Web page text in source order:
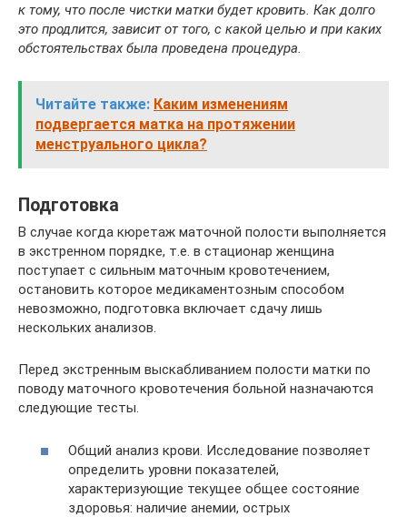
к тому, что после чистки матки будет кровить. Как долго
это продлится, зависит от того, с какой целью и при каких
обстоятельствах была проведена процедура.
Читайте также: Каким изменениям
подвергается матка на протяжении
менструального цикла?
Подготовка
В случае когда кюретаж маточной полости выполняется
в экстренном порядке, т.е. в стационар женщина
поступает с сильным маточным кровотечением,
остановить которое медикаментозным способом
невозможно, подготовка включает сдачу лишь
нескольких анализов.
Перед экстренным выскабливанием полости матки по
поводу маточного кровотечения больной назначаются
следующие тесты.
Общий анализ крови. Исследование позволяет
определить уровни показателей,
характеризующие текущее общее состояние
здоровья: наличие анемии, острых